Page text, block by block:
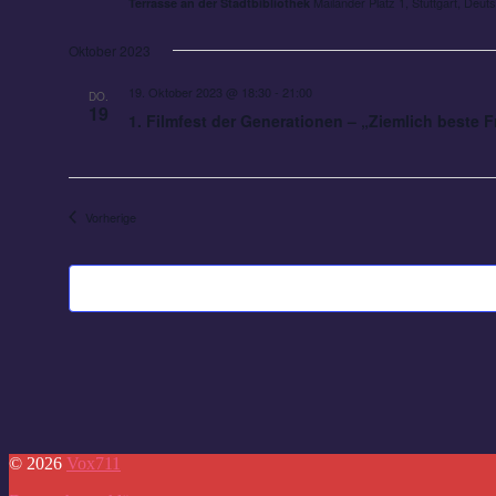
Oktober 2023
DO.
19 1. Filmfest der Generationen – „Ziemlich beste
19. Oktober 2023 @ 18:30 21:00
VorherigeVeranstaltungen
© 2026 Vox711